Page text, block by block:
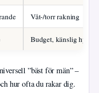
Våt-/torr rakning
Budget, känslig hy
”bäst för män” –
hur ofta du rakar dig.